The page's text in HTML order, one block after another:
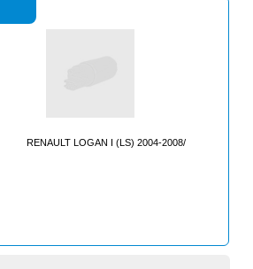
RENAULT LOGAN I (LS) 2004-2008/